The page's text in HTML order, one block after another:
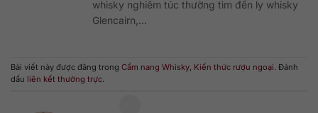
whisky nghiêm túc thường tìm đến ly whisky
Glencairn,...
Bài viết này được đăng trong Cẩm nang Whisky, Kiến thức rượu ngoại. Đánh
dấu liên kết thường trực.